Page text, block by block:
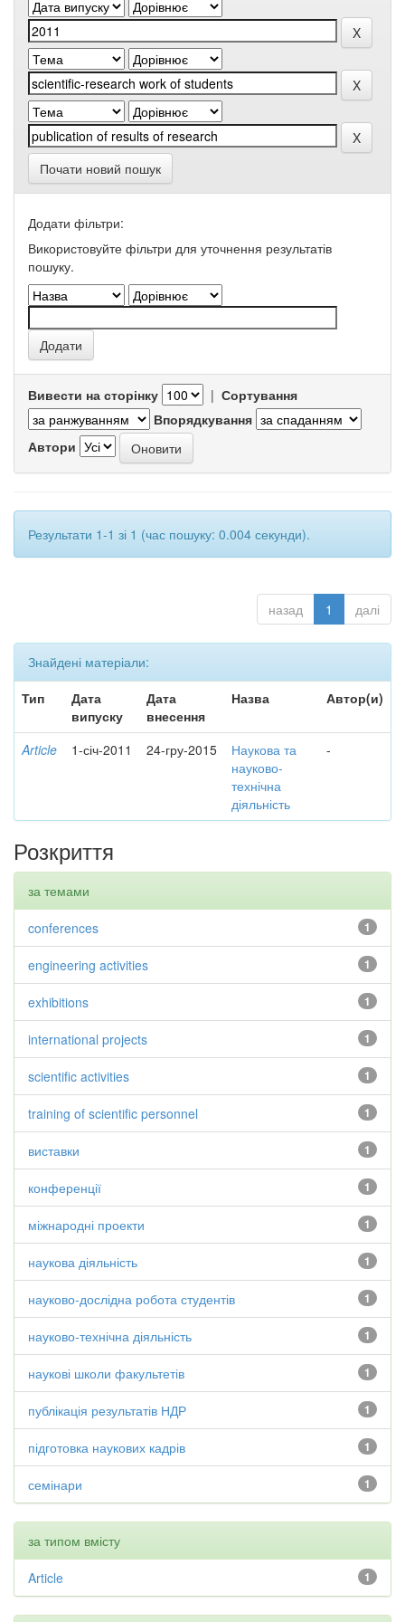
Почати новий пошук
Додати фільтри:
Використовуйте фільтри для уточнення результатів
пошуку.
Вивести на сторінку | Сортування
Впорядкування
Автори
Результати 1-1 зі 1 (час пошуку: 0.004 секунди).
назад 1 далі
Знайдені матеріали:
Тип
Дата
випуску
Дата
внесення
Назва Автор(и)
Article 1-січ-2011 24-гру-2015
Наукова та
науково-
технічна
діяльність
-
Розкриття
за темами
1
conferences
1
engineering activities
1
exhibitions
1
international projects
1
scientific activities
1
training of scientific personnel
1
виставки
1
конференції
1
міжнародні проекти
1
наукова діяльність
1
науково-дослідна робота студентів
1
науково-технічна діяльність
1
наукові школи факультетів
1
публікація результатів НДР
1
підготовка наукових кадрів
1
семінари
за типом вмісту
1
Article